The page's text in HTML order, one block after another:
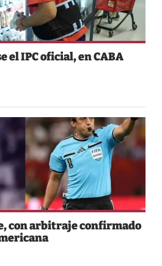
el IPC oficial, en CABA
con arbitraje confirmado